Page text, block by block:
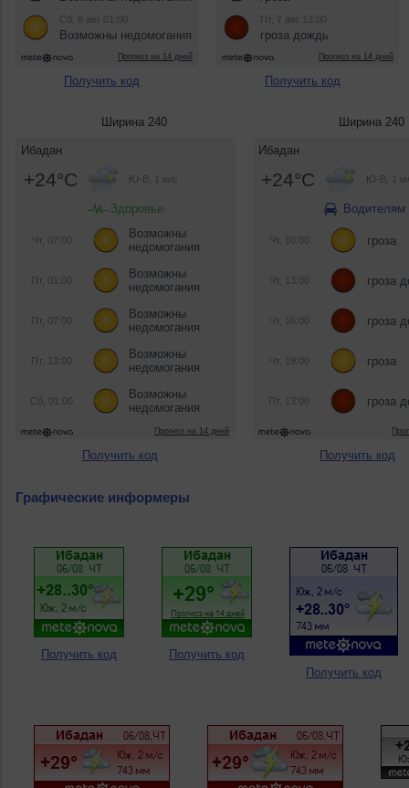
Получить код Получить код
Ширина 240
Получить код
Ширина 240
Получить код
Графические информеры
Получить код
Получить код
Получить код